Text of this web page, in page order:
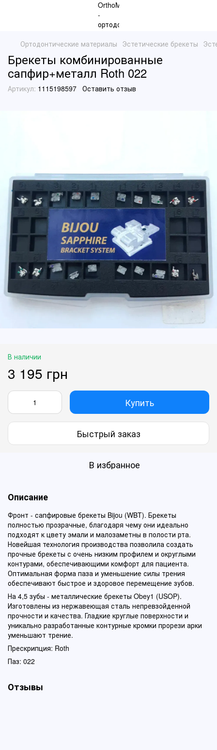
Ортодонтические материалы Эстетические брекеты
Брекеты комбинированные
сапфир+металл Roth 022
Артикул: 1115198597 Оставить отзыв
В наличии
3 195 грн
Купить
Быстрый заказ
В избранное
Описание
Фронт - сапфировые брекеты Bijou (WBT). Брекеты
полностью прозрачные, благодаря чему они идеально
подходят к цвету эмали и малозаметны в полости рта.
Новейшая технология производства позволила создать
прочные брекеты с очень низким профилем и округлыми
контурами, обеспечивающими комфорт для пациента.
Оптимальная форма паза и уменьшение силы трения
обеспечивают быстрое и здоровое перемещение зубов.
На 4,5 зубы - металлические брекеты Obey1 (USOP).
Изготовлены из нержавеющая сталь непревзойденной
прочности и качества. Гладкие круглые поверхности и
уникально разработанные контурные кромки прорези арки
уменьшают трение.
Прескрипция: Roth
Паз: 022
Отзывы